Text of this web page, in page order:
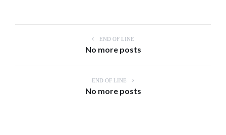
END OF LINE
No more posts
END OF LINE
No more posts